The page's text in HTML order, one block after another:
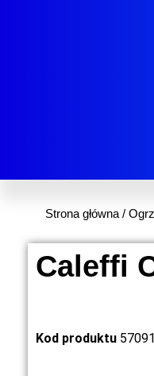
Strona główna /
Caleffi
Kod produktu